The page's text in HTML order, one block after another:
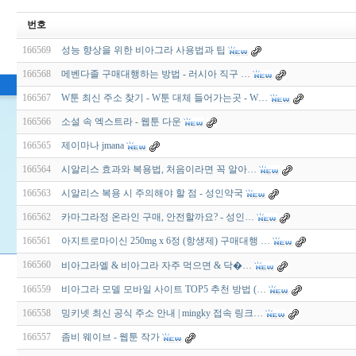
번호
166569 성능 향상을 위한 비아그라 사용법과 팁
166568 메벤다졸 구매대행하는 방법 - 러시아 직구 …
166567 W툰 최신 주소 찾기 - W툰 대체 들어가는곳 - W…
166566 소설 속 엑스트라 - 웹툰 다운
166565 제이마나 jmana
166564 시알리스 효과와 복용법, 처음이라면 꼭 알아…
166563 시알리스 복용 시 주의해야 할 점 - 성인약국
166562 카마그라정 온라인 구매, 안전할까요? - 성인…
166561 아지트로마이신 250mg x 6정 (항생제) 구매대행 …
166560 비­아그라엘 & 비­아그라 자주 먹으면 & 닥�…
166559 비아그라 모델 모바일 사이트 TOP5 추천 방법 (…
166558 밍키넷 최신 공식 주소 안내 | mingky 접속 링크…
166557 좀비 웨이브 - 웹툰 작가